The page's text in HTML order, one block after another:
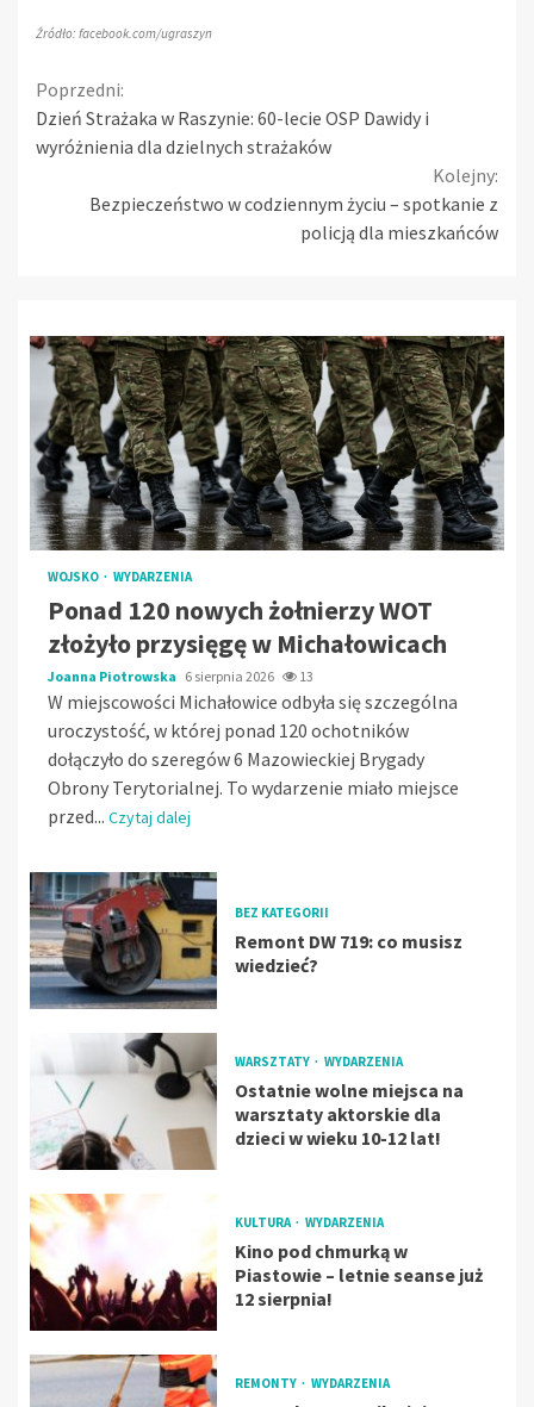
Źródło: facebook.com/ugraszyn
Continue
Reading
Poprzedni:
Dzień Strażaka w Raszynie: 60-lecie OSP Dawidy i
wyróżnienia dla dzielnych strażaków
Kolejny:
Bezpieczeństwo w codziennym życiu – spotkanie z
policją dla mieszkańców
WOJSKO WYDARZENIA
Ponad 120 nowych żołnierzy WOT
złożyło przysięgę w Michałowicach
Joanna Piotrowska 6 sierpnia 2026 13
W miejscowości Michałowice odbyła się szczególna
uroczystość, w której ponad 120 ochotników
dołączyło do szeregów 6 Mazowieckiej Brygady
Obrony Terytorialnej. To wydarzenie miało miejsce
przed... Czytaj dalej
BEZ KATEGORII
Remont DW 719: co musisz
wiedzieć?
WARSZTATY WYDARZENIA
Ostatnie wolne miejsca na
warsztaty aktorskie dla
dzieci w wieku 10-12 lat!
KULTURA WYDARZENIA
Kino pod chmurką w
Piastowie – letnie seanse już
12 sierpnia!
REMONTY WYDARZENIA